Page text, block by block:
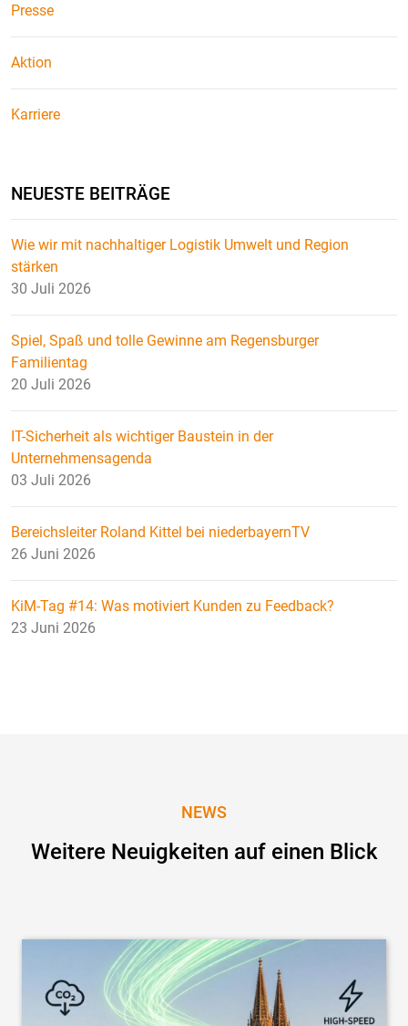
Presse
Aktion
Karriere
NEUESTE BEITRÄGE
Wie wir mit nachhaltiger Logistik Umwelt und Region
stärken
30 Juli 2026
Spiel, Spaß und tolle Gewinne am Regensburger
Familientag
20 Juli 2026
IT-Sicherheit als wichtiger Baustein in der
Unternehmensagenda
03 Juli 2026
Bereichsleiter Roland Kittel bei niederbayernTV
26 Juni 2026
KiM-Tag #14: Was motiviert Kunden zu Feedback?
23 Juni 2026
NEWS
Weitere Neuigkeiten auf einen Blick